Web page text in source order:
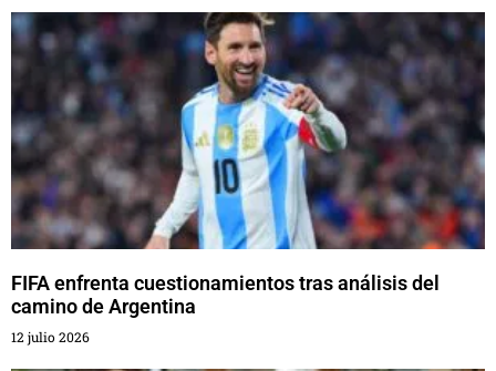
FIFA enfrenta cuestionamientos tras análisis del
camino de Argentina
12 julio 2026